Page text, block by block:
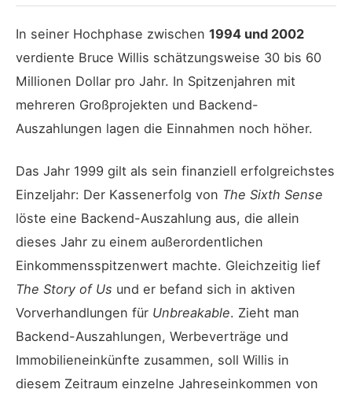
In seiner Hochphase zwischen 1994 und 2002
verdiente Bruce Willis schätzungsweise 30 bis 60
Millionen Dollar pro Jahr. In Spitzenjahren mit
mehreren Großprojekten und Backend-
Auszahlungen lagen die Einnahmen noch höher.
Das Jahr 1999 gilt als sein finanziell erfolgreichstes
Einzeljahr: Der Kassenerfolg von The Sixth Sense
löste eine Backend-Auszahlung aus, die allein
dieses Jahr zu einem außerordentlichen
Einkommensspitzenwert machte. Gleichzeitig lief
The Story of Us und er befand sich in aktiven
Vorverhandlungen für Unbreakable. Zieht man
Backend-Auszahlungen, Werbeverträge und
Immobilieneinkünfte zusammen, soll Willis in
diesem Zeitraum einzelne Jahreseinkommen von